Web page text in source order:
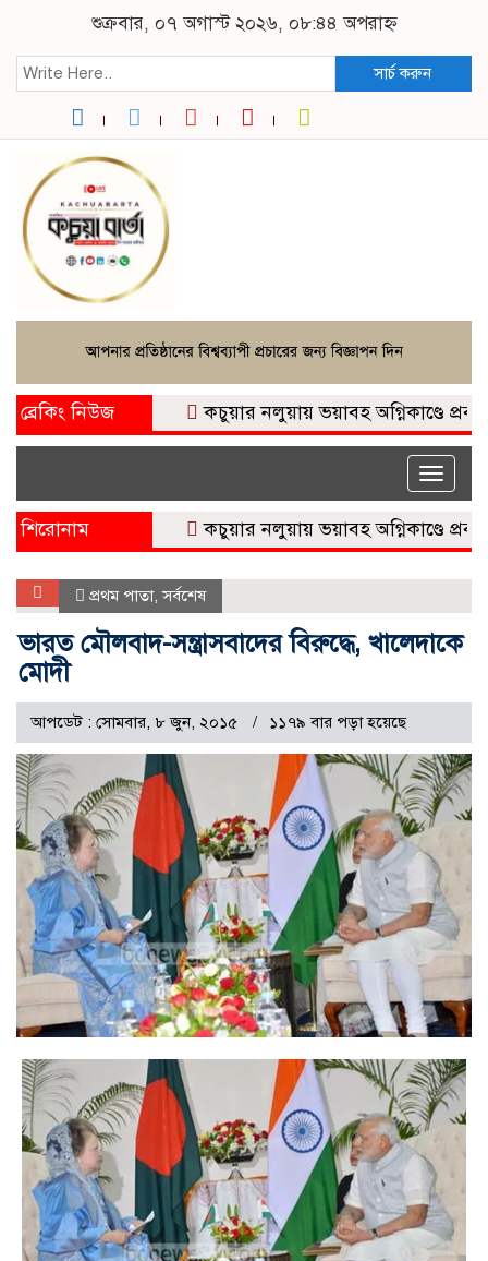
শুক্রবার, ০৭ অগাস্ট ২০২৬, ০৮:৪৪ অপরাহ্ন
সার্চ করুন
ব্রেকিং নিউজ কচুয়ার নলুয়ায় ভয়াবহ অগ্নিকাণ্ডে
Toggle
শিরোনাম কচুয়ার নলুয়ায় ভয়াবহ অগ্নিকাণ্ডে
প্রথম পাতা,সর্বশেষ
ভারত মৌলবাদ-সন্ত্রাসবাদের বিরুদ্ধে, খালেদাকে
মোদী
আপডেট : সোমবার, ৮ জুন, ২০১৫ ১১৭৯ বার পড়া হয়েছে